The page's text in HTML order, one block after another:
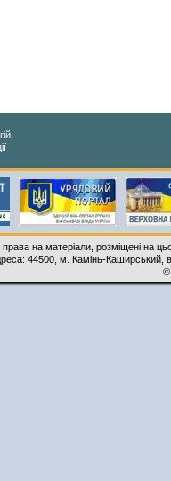
права на матеріали, розміщені на
44500, м. Камінь-Каширський,
©